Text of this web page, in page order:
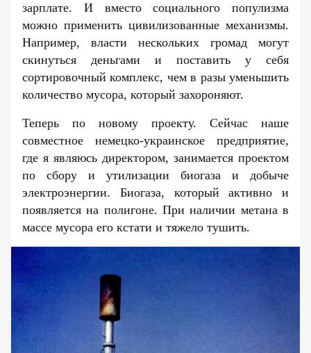
зарплате. И вместо социального популизма
можно применить цивилизованные механизмы.
Например, власти нескольких громад могут
скинуться деньгами и поставить у себя
сортировочный комплекс, чем в разы уменьшить
количество мусора, который захороняют.
Теперь по новому проекту. Сейчас наше
совместное немецко-украинское предприятие,
где я являюсь директором, занимается проектом
по сбору и утилизации биогаза и добыче
электроэнергии. Биогаза, который активно и
появляется на полигоне. При наличии метана в
массе мусора его кстати и тяжело тушить.